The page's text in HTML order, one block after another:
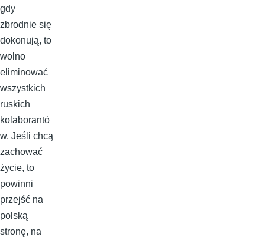
gdy
zbrodnie się
dokonują, to
wolno
eliminować
wszystkich
ruskich
kolaborantó
w. Jeśli chcą
zachować
życie, to
powinni
przejść na
polską
stronę, na